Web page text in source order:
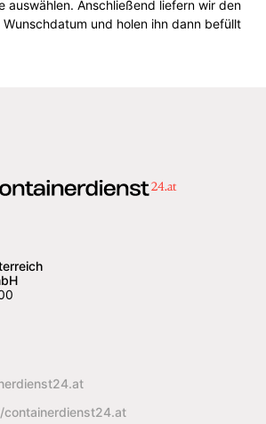
auswählen. Anschließend liefern wir den
und holen ihn dann befüllt
containerdienst24.at